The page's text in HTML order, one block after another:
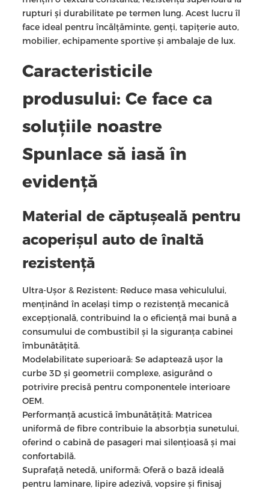
rupturi și durabilitate pe termen lung. Acest lucru îl
face ideal pentru încălțăminte, genți, tapițerie auto,
mobilier, echipamente sportive și ambalaje de lux.
Caracteristicile
produsului: Ce face ca
soluțiile noastre
Spunlace să iasă în
evidență
Material de căptușeală pentru
acoperișul auto de înaltă
rezistență
Ultra-Ușor & Rezistent: Reduce masa vehiculului,
menținând în același timp o rezistență mecanică
excepțională, contribuind la o eficiență mai bună a
consumului de combustibil și la siguranța cabinei
îmbunătățită.
Modelabilitate superioară: Se adaptează ușor la
curbe 3D și geometrii complexe, asigurând o
potrivire precisă pentru componentele interioare
OEM.
Performanță acustică îmbunătățită: Matricea
uniformă de fibre contribuie la absorbția sunetului,
oferind o cabină de pasageri mai silențioasă și mai
confortabilă.
Suprafață netedă, uniformă: Oferă o bază ideală
pentru laminare, lipire adezivă, vopsire și finisaj